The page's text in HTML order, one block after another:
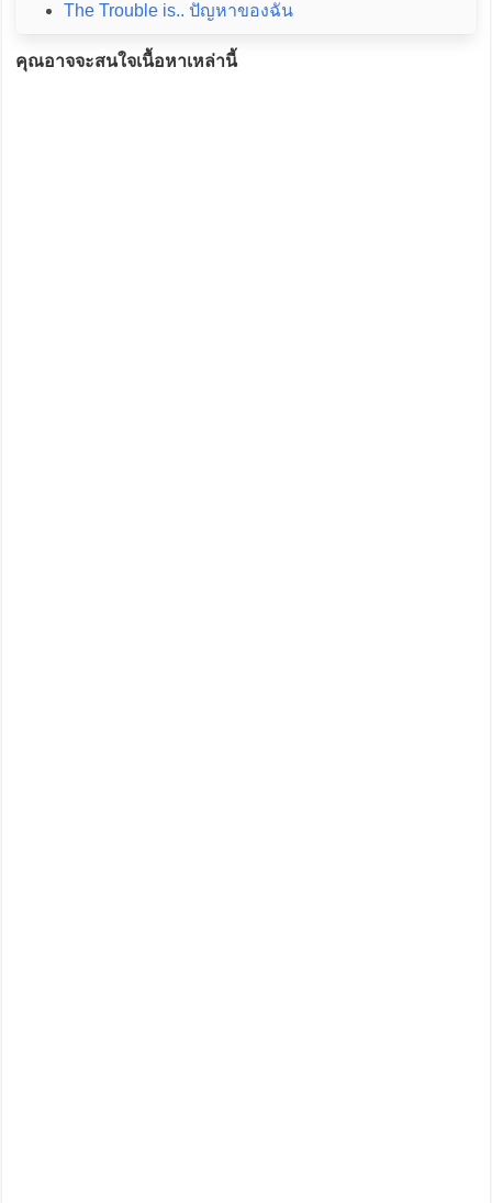
The Trouble is.. ปัญหาของฉัน
คุณอาจจะสนใจเนื้อหาเหล่านี้